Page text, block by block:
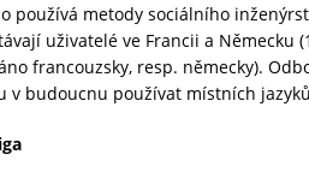
používá metody sociálního
uživatelé ve Francii a Německu
francouzsky, resp. německy).
v budoucnu používat místních